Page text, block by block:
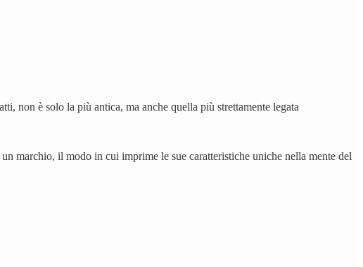
non è solo la più antica, ma anche quella più strettamente legata
marchio, il modo in cui imprime le sue caratteristiche uniche nella mente del